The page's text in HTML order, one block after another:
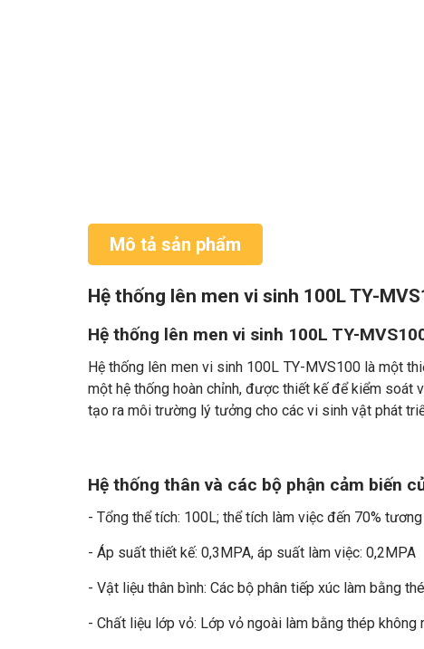
Mô tả sản phẩm
Hệ thống lên men vi sinh 100L TY-
Hệ thống lên men vi sinh 100L TY-
Hệ thống lên men vi sinh 100L TY-MVS100 là một
một hệ thống hoàn chỉnh, được thiết kế để kiểm soát
tạo ra môi trường lý tưởng cho các vi sinh vật phát
Hệ thống thân và các bộ phận cảm biến
- Tổng thể tích: 100L; thể tích làm việc đến 70%
- Áp suất thiết kế: 0,3MPA, áp suất làm việc: 0,2MPA
- Vật liệu thân bình: Các bộ phân tiếp xúc làm bằng
- Chất liệu lớp vỏ: Lớp vỏ ngoài làm bằng thép không